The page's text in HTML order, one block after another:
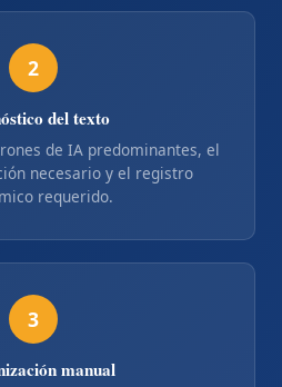
2
del texto
de IA predominantes, el
necesario y el registro
requerido.
3
manual